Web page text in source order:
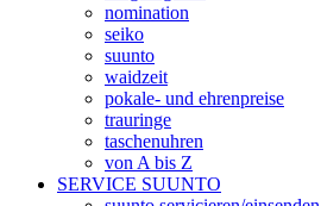
nomination
seiko
suunto
waidzeit
pokale- und ehrenpreise
trauringe
taschenuhren
von A bis Z
SERVICE SUUNTO